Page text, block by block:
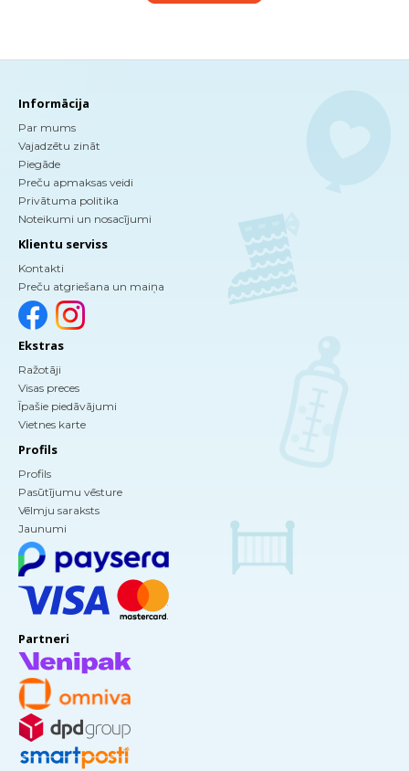
Informācija
Par mums
Vajadzētu zināt
Piegāde
Preču apmaksas veidi
Privātuma politika
Noteikumi un nosacījumi
Klientu serviss
Kontakti
Preču atgriešana un maiņa
Ekstras
Ražotāji
Visas preces
Īpašie piedāvājumi
Vietnes karte
Profils
Profils
Pasūtījumu vēsture
Vēlmju saraksts
Jaunumi
Partneri